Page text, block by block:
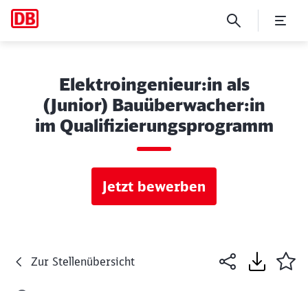
Elektroingenieur:in als
(Junior) Bauüberwacher:in
im Qualifizierungsprogramm
Jetzt bewerben
Zur Stellenübersicht